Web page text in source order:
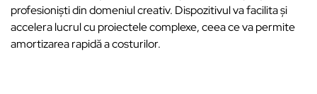
profesioniști din domeniul creativ. Dispozitivul va facilita și
accelera lucrul cu proiectele complexe, ceea ce va permite
amortizarea rapidă a costurilor.